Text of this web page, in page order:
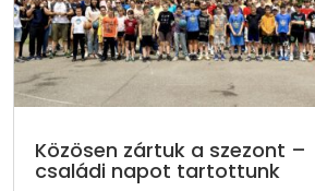
Közösen zártuk a szezont –
családi napot tartottunk